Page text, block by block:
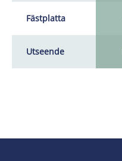
Fästplatta
Utseende